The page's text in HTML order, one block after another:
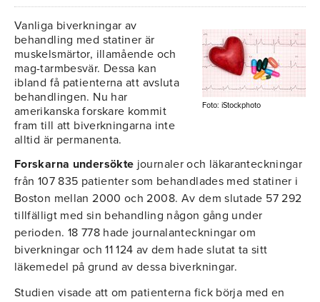
Foto: iStockphoto
Vanliga biverkningar av
behandling med statiner är
muskelsmärtor, illamående och
mag-tarmbesvär. Dessa kan
ibland få patienterna att avsluta
behandlingen. Nu har
amerikanska forskare kommit
fram till att biverkningarna inte
alltid är permanenta.
Forskarna undersökte journaler och läkaranteckningar
från 107 835 patienter som behandlades med statiner i
Boston mellan 2000 och 2008. Av dem slutade 57 292
tillfälligt med sin behandling någon gång under
perioden. 18 778 hade journalanteckningar om
biverkningar och 11 124 av dem hade slutat ta sitt
läkemedel på grund av dessa biverkningar.
Studien visade att om patienterna fick börja med en